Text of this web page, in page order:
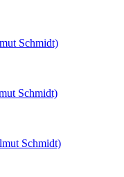
Schmidt)
Schmidt)
Schmidt)